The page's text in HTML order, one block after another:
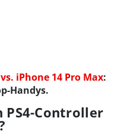
iPhone 14 Pro Max:
Handys.
PS4-Controller